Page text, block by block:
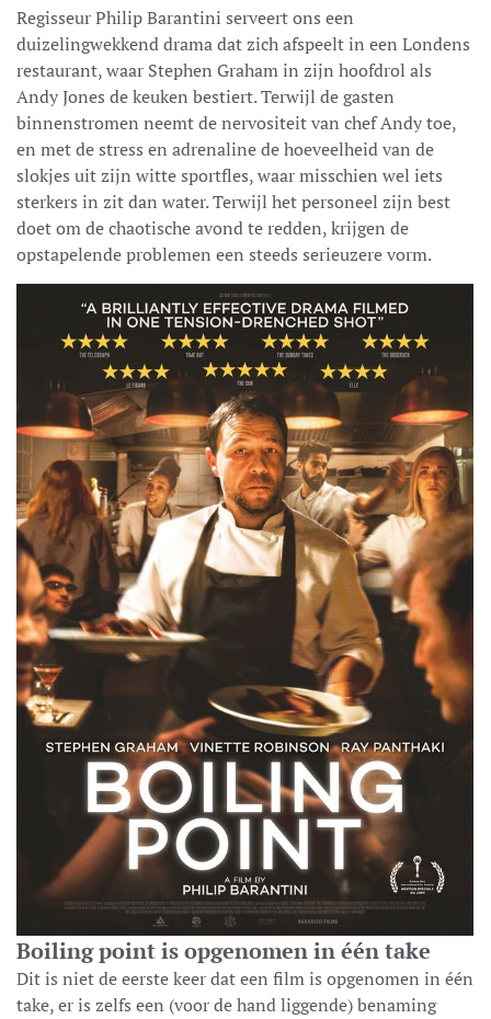
Regisseur Philip Barantini serveert ons een
duizelingwekkend drama dat zich afspeelt in een Londens
restaurant, waar Stephen Graham in zijn hoofdrol als
Andy Jones de keuken bestiert. Terwijl de gasten
binnenstromen neemt de nervositeit van chef Andy toe,
en met de stress en adrenaline de hoeveelheid van de
slokjes uit zijn witte sportfles, waar misschien wel iets
sterkers in zit dan water. Terwijl het personeel zijn best
doet om de chaotische avond te redden, krijgen de
opstapelende problemen een steeds serieuzere vorm.
Boiling point is opgenomen in één take
Dit is niet de eerste keer dat een film is opgenomen in één
take, er is zelfs een (voor de hand liggende) benaming